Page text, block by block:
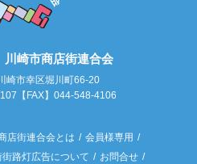
崎市商店街連合会
市幸区堀川町66-20
【FAX】044-548-4106
店街連合会とは
会員様専用
街路灯広告について
お問合せ